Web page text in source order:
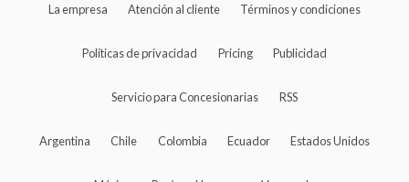
La empresa Atención al cliente Términos y condiciones
Políticas de privacidad Pricing Publicidad
Servicio para Concesionarias RSS
Argentina Chile Colombia Ecuador Estados Unidos